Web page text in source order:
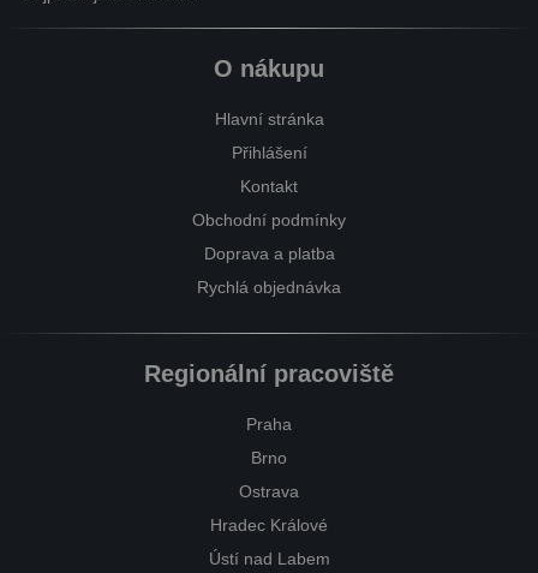
O nákupu
Hlavní stránka
Přihlášení
Kontakt
Obchodní podmínky
Doprava a platba
Rychlá objednávka
Regionální pracoviště
Praha
Brno
Ostrava
Hradec Králové
Ústí nad Labem